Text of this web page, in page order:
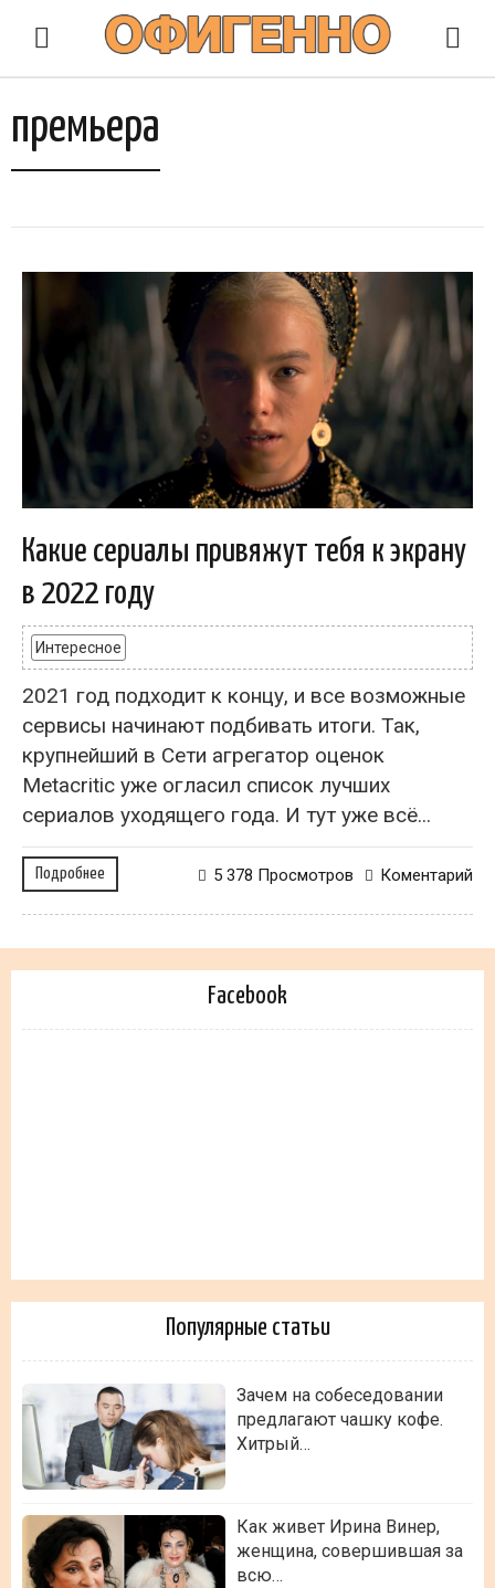
премьера
Какие сериалы привяжут тебя к экрану
в 2022 году
Интересное
2021 год подходит к концу, и все возможные
сервисы начинают подбивать итоги. Так,
крупнейший в Сети агрегатор оценок
Metacritic уже огласил список лучших
сериалов уходящего года. И тут уже всё...
Подробнее Коментарий
5 378 Просмотров
Facebook
Популярные статьи
Зачем на собеседовании
предлагают чашку кофе.
Хитрый…
Как живет Ирина Винер,
женщина, совершившая за
всю…